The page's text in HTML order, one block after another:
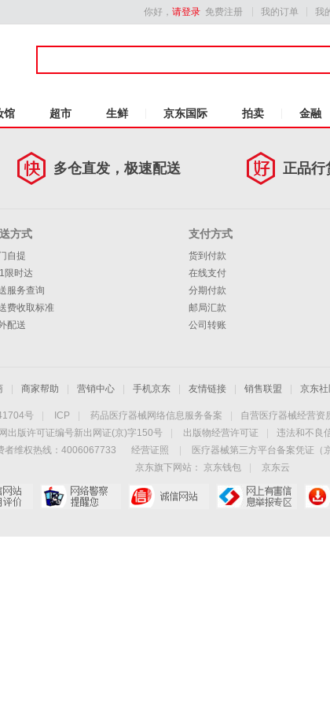
你好， 请登录 免费注册 我的订单 我
馆 超市 生鲜 京东国际 拍卖 金融
多仓直发，极速配送 正品行
方式
自提
限时达
服务查询
费收取标准
配送
支付方式
货到付款
在线支付
分期付款
邮局汇款
公司转账
商家帮助 营销中心 手机京东 友情链接 销售联盟 京东社
号 ICP 药品医疗器械网络信息服务备案 自营医疗器械经营资
出版许可证编号新出网证(京)字150号
出版物经营许可证
违法和不良
者维权热线：4006067733 经营证照 医疗器械第三方平台备案凭证
京东旗下网站：
京东钱包 京东云